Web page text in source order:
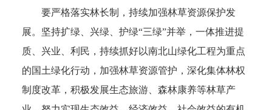
要严格落实林长制，持续加强林草资源保护发
展。坚持扩绿、兴绿、护绿“三绿”并举，一体推进提
质、兴业、利民，持续抓好以南北山绿化工程为重点
的国土绿化行动，加强林草资源管护，深化集体林权
制度改革，积极发展生态旅游、森林康养等林草产